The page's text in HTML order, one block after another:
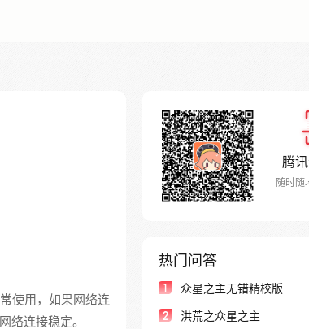
使用，如果网络连
络连接稳定。
腾
随时随
热门问答
1 众星之主无错精校版
2 洪荒之众星之主